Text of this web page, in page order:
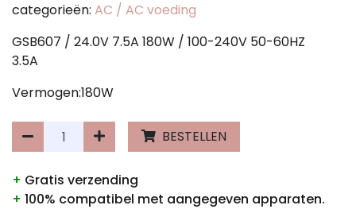
categorieën: AC / AC voeding
GSB607 / 24.0V 7.5A 180W / 100-240V 50-60HZ
3.5A
Vermogen:180W
BESTELLEN
+ Gratis verzending
+ 100% compatibel met aangegeven apparaten.